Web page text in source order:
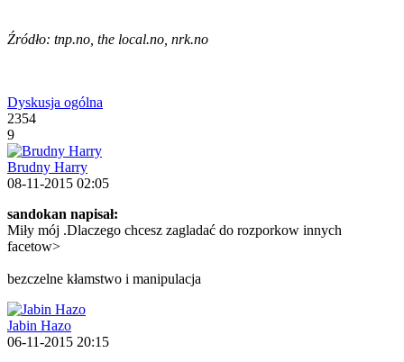
Źródło: tnp.no, the local.no, nrk.no
Dyskusja ogólna
2354
9
Brudny Harry
08-11-2015 02:05
sandokan napisał:
Miły mój .Dlaczego chcesz zagladać do rozporkow innych
facetow>
bezczelne kłamstwo i manipulacja
Jabin Hazo
06-11-2015 20:15